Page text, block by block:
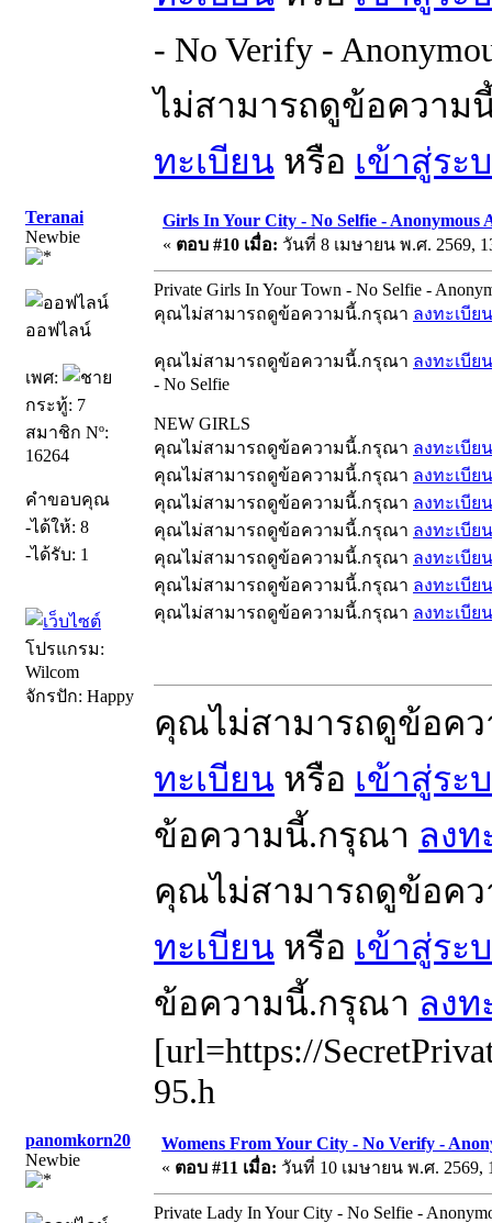
- No Verify -
ไม่สามารถดูข้อควา
ทะเบียน หรือ เข้าสู่ระ
Teranai
Newbie
ออฟไลน์
เพศ:
กระทู้: 7
สมาชิก Nº:
16264
คำขอบคุณ
-ได้ให้: 8
-ได้รับ: 1
โปรแกรม:
Wilcom
จักรปัก: Happy
Girls In Your City - No Selfie - Anonymous
« ตอบ #10 เมื่อ: วันที่ 8 เมษายน พ.ศ. 2569,
Private Girls In Your Town - No Selfie -
คุณไม่สามารถดูข้อความนี้.กรุณา ลงทะเบียน
คุณไม่สามารถดูข้อความนี้.กรุณา ลงทะเบียน
- No Selfie
NEW GIRLS
คุณไม่สามารถดูข้อความนี้.กรุณา ลงทะเบียน
คุณไม่สามารถดูข้อความนี้.กรุณา ลงทะเบียน
คุณไม่สามารถดูข้อความนี้.กรุณา ลงทะเบียน
คุณไม่สามารถดูข้อความนี้.กรุณา ลงทะเบียน
คุณไม่สามารถดูข้อความนี้.กรุณา ลงทะเบียน
คุณไม่สามารถดูข้อความนี้.กรุณา ลงทะเบียน
คุณไม่สามารถดูข้อความนี้.กรุณา ลงทะเบียน
คุณไม่สามารถดูข้อค
ทะเบียน หรือ เข้าสู่ระ
ข้อความนี้.กรุณา ลงท
คุณไม่สามารถดูข้อค
ทะเบียน หรือ เข้าสู่ระ
ข้อความนี้.กรุณา ลงท
[url=https://
95.h
panomkorn20
Newbie
Womens From Your City - No Verify -
« ตอบ #11 เมื่อ: วันที่ 10 เมษายน พ.ศ. 2569,
Private Lady In Your City - No Selfie -